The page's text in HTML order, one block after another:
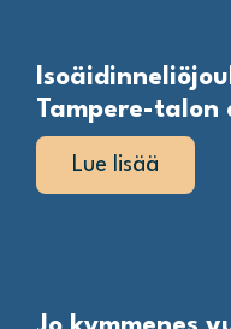
Tampere-talon
Lue lisää